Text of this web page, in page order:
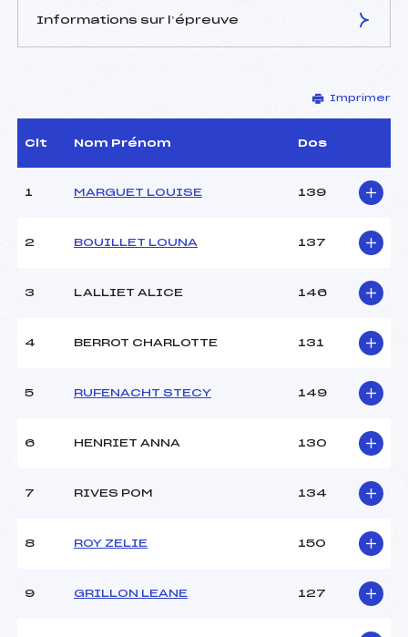
Informations sur l’épreuve
FAVROT JEAN PHILIPPE
(MJ)
D.T Adjoint :
Village
Point Haut :
Style :
C
Imprimer
Clt Nom Prénom Dos
1 MARGUET LOUISE 139
2 BOUILLET LOUNA 137
3 LALLIET ALICE 146
4 BERROT CHARLOTTE 131
5 RUFENACHT STECY 149
6 HENRIET ANNA 130
7 RIVES POM 134
8 ROY ZELIE 150
9 GRILLON LEANE 127